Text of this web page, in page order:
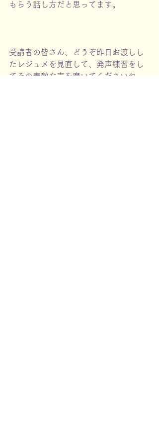
もらう話し方だと思ってます。
受講者の皆さん、どうぞ昨日お渡しし
たレジュメを見直して、発声練習をし
てその素敵な声を磨いてくださいね。